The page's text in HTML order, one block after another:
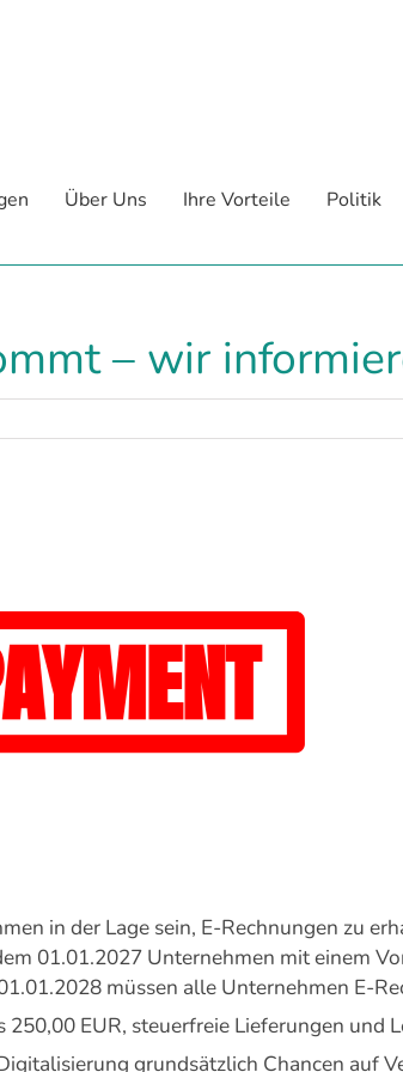
Über Uns Ihre Vorteile Politik
– wir
in der Lage sein, E-Rechnungen zu
01.01.2027 Unternehmen mit einem
müssen alle Unternehmen E-
EUR, steuerfreie Lieferungen
grundsätzlich Chancen auf